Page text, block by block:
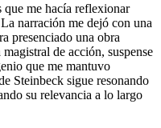
que me hacía reflexionar
narración me dejó con una
presenciado una obra
de acción, suspense
que me mantuvo
Steinbeck sigue resonando
su relevancia a lo largo